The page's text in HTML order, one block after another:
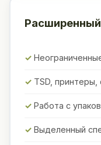
Расширенный
TSD, принтеры,
Работа с
Выделенный